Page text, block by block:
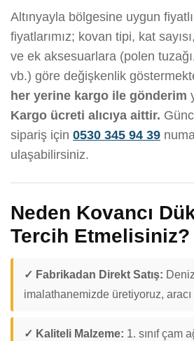
Altınyayla bölgesine uygun fiyatlı
fiyatlarımız; kovan tipi, kat
ve ek aksesuarlara (polen
vb.) göre değişkenlik
her yerine kargo ile gönderim
Kargo ücreti alıcıya aittir.
sipariş için 0530 345 94 39
ulaşabilirsiniz.
Neden Kovancı
Tercih Etmelisiniz?
✓ Fabrikadan Direkt Satış:
imalathanemizde üretiyoruz, aracı
✓ Kaliteli Malzeme: 1. sınıf çam